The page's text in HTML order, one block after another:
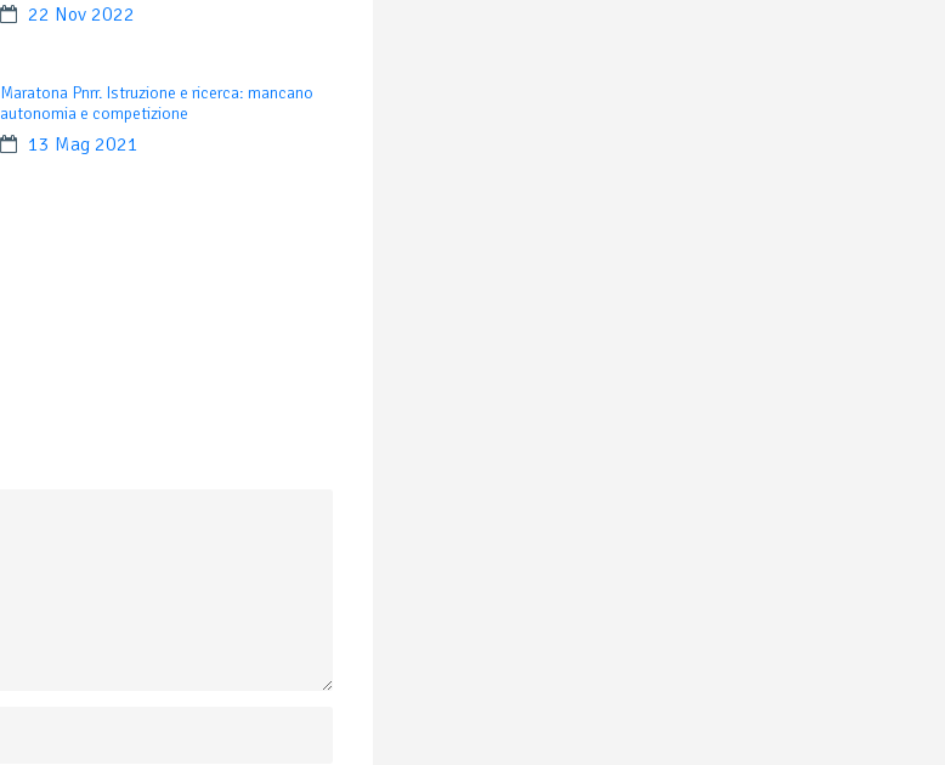
22 Nov 2022
Maratona Pnrr. Istruzione e ricerca: mancano
autonomia e competizione
13 Mag 2021